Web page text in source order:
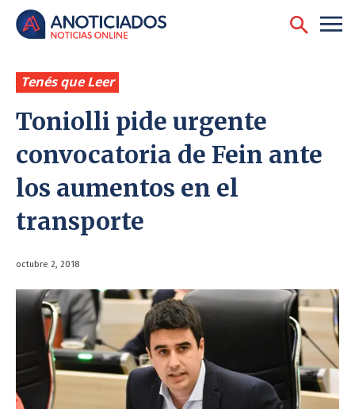
Tenés que Leer
Toniolli pide urgente
convocatoria de Fein ante
los aumentos en el
transporte
octubre 2, 2018